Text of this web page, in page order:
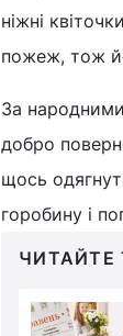
ніжні
пожеж, тож
За
добро
щось
горобину і
ЧИТАЙТЕ